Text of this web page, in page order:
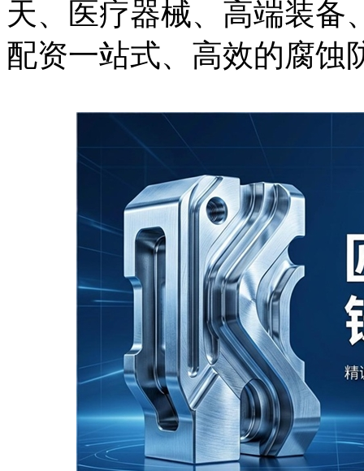
天、医疗器械、高端装备
配资一站式、高效的腐蚀